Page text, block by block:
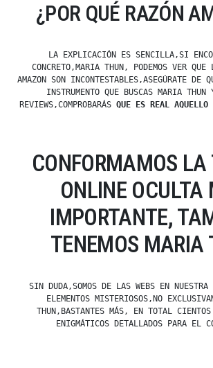
¿POR QUÉ RAZÓN
LA EXPLICACIÓN ES SENCILLA,SI
CONCRETO,MARIA THUN, PODEMOS VER QUE
AMAZON SON INCONTESTABLES,ASEGÚRATE DE
INSTRUMENTO QUE BUSCAS MARIA THUN
REVIEWS,COMPROBARÁS QUE ES REAL AQUELLO
CONFORMAMOS
ONLINE OCULTA
IMPORTANTE,
TENEMOS MARIA
SIN DUDA,SOMOS DE LAS WEBS EN NUESTRA
ELEMENTOS MISTERIOSOS,NO
THUN,BASTANTES MÁS, EN TOTAL CIENTOS
ENIGMÁTICOS DETALLADOS PARA EL